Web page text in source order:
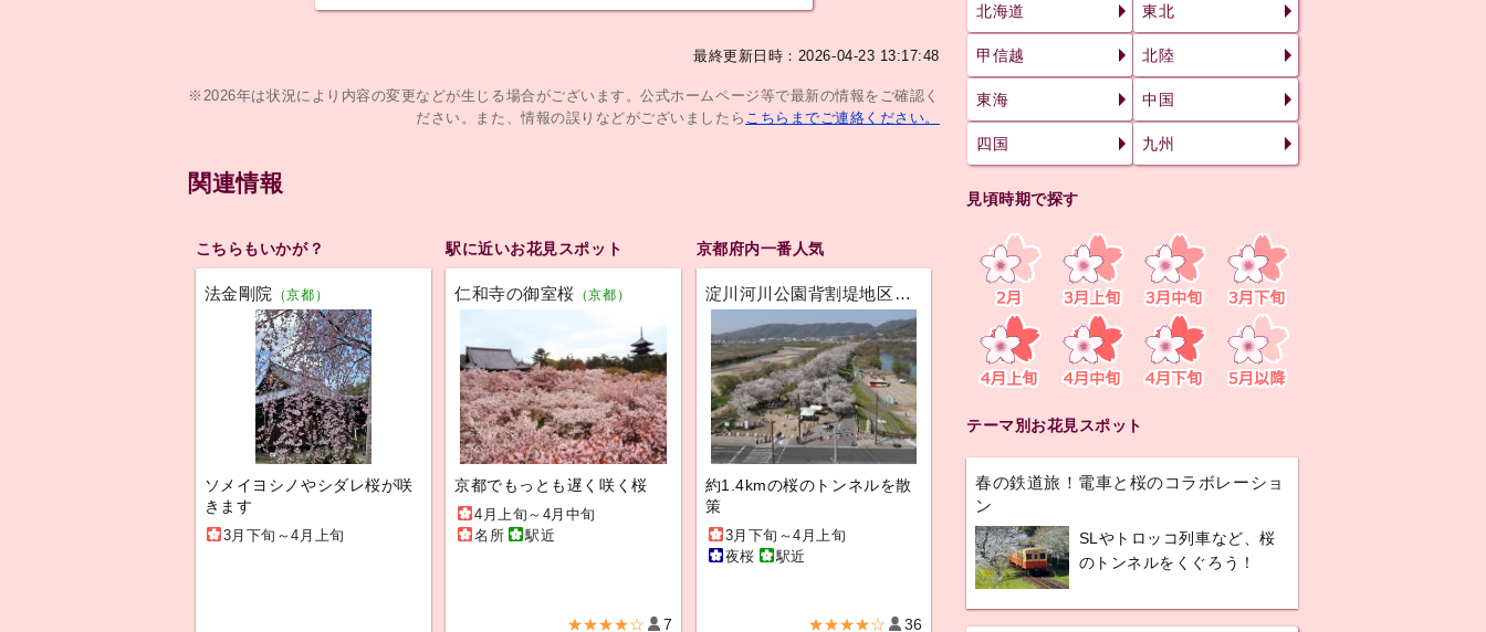
最終更新日時：2026-04-23 13:17:48
※2026年は状況により内容の変更などが生じる場合がございます。公式ホームページ等で最新の情報をご確認く
ださい。また、情報の誤りなどがございましたら こちらまでご連絡ください。
関連情報
こちらもいかが？
法金剛院 （京都）
ソメイヨシノやシダレ桜が咲
きます
3月下旬～4月上旬
駅に近いお花見スポット
仁和寺の御室桜 （京都）
京都でもっとも遅く咲く桜
4月上旬～4月中旬
名所
駅近
★★★★☆ 7
京都府内一番人気
淀川河川公園背割堤地区
（京都）
約1.4kmの桜のトンネルを散
策
3月下旬～4月上旬
夜桜
駅近
★★★★☆ 36
北海道 東北
甲信越 北陸
東海 中国
四国 九州
見頃時期で探す
テーマ別お花見スポット
春の鉄道旅！電車と桜のコラボレーショ
ン
SLやトロッコ列車など、桜
のトンネルをくぐろう！